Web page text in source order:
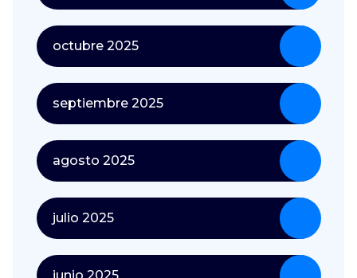
octubre 2025
septiembre 2025
agosto 2025
julio 2025